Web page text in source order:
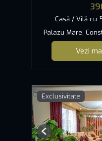
Casă / Vilă cu
Palazu Mare,
Vezi
Exclusivitate
Previous